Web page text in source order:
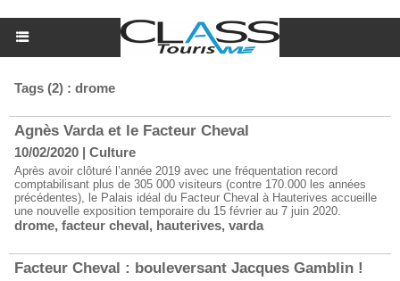
Tags (2) : drome
Agnès Varda et le Facteur Cheval
10/02/2020 | Culture
Après avoir clôturé l’année 2019 avec une fréquentation record
comptabilisant plus de 305 000 visiteurs (contre 170.000 les années
précédentes), le Palais idéal du Facteur Cheval à Hauterives accueille
une nouvelle exposition temporaire du 15 février au 7 juin 2020.
drome, facteur cheval, hauterives, varda
Facteur Cheval : bouleversant Jacques Gamblin !